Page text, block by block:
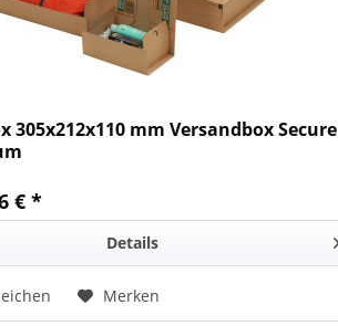
305x212x110 mm Versandbox Secure
€ *
Details
Merken